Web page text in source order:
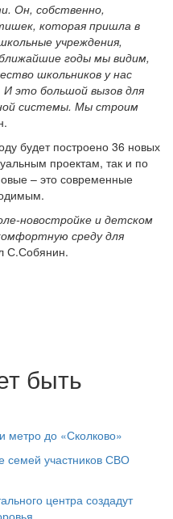
Он, собственно,
которая пришла в
учреждения,
годы мы видим,
школьников у нас
это большой вызов для
системы. Мы строим
будет построено 36 новых
проектам, так и по
– это современные
новостройке и детском
среду для
С.Собянин.
быть
метро до «Сколково»
семей участников СВО
центра создадут